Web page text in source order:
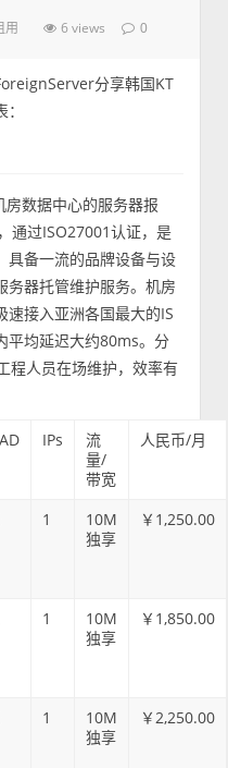
用 6 views 0
分享韩国KT
数据中心的服务器报
通过ISO27001认证，是
具备一流的品牌设备与设
务器托管维护服务。机房
速接入亚洲各国最大的IS
平均延迟大约80ms。分
程人员在场维护，效率有
IPs
流
量/
带宽
人民币/月
1
10M
独享
￥1,250.00
1
10M
独享
￥1,850.00
1
10M
独享
￥2,250.00